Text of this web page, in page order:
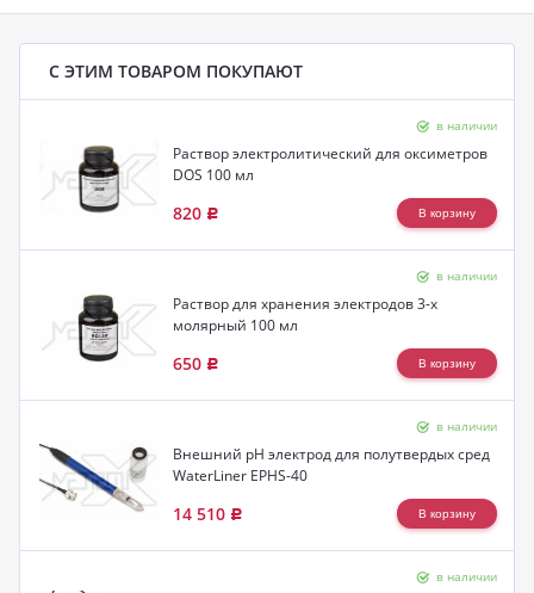
С ЭТИМ ТОВАРОМ ПОКУПАЮТ
в наличии
Раствор электролитический для оксиметров
DOS 100 мл
820 Р
в наличии
Раствор для хранения электродов 3-х
молярный 100 мл
650 Р
в наличии
Внешний pH электрод для полутвердых сред
WaterLiner EPHS-40
14 510 Р
в наличии